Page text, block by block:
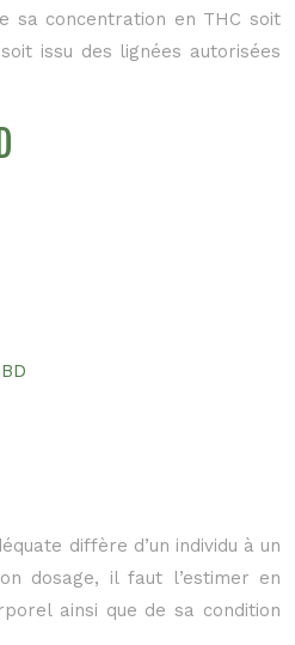
sa concentration en THC soit
issu des lignées autorisées
diffère d’un individu à un
dosage, il faut l’estimer en
ainsi que de sa condition